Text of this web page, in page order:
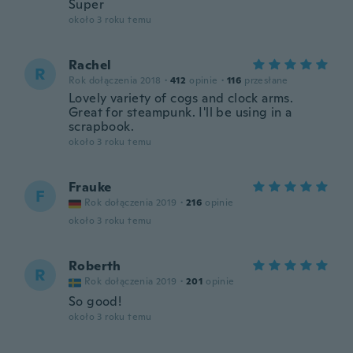
Super
około 3 roku temu
R Rachel
Rok dołączenia 2018 · 412 opinie · 116 przesłane
Lovely variety of cogs and clock arms.
Great for steampunk. I'll be using in a
scrapbook.
około 3 roku temu
F Frauke
Rok dołączenia 2019 · 216 opinie
około 3 roku temu
R Roberth
Rok dołączenia 2019 · 201 opinie
So good!
około 3 roku temu